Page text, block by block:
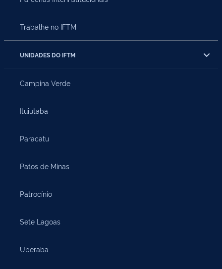
Trabalhe no IFTM
UNIDADES DO IFTM
Campina Verde
Ituiutaba
Paracatu
Patos de Minas
Patrocínio
Sete Lagoas
Uberaba